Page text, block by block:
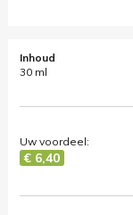
Inhoud
30 ml
Uw voordeel:
€ 6,40